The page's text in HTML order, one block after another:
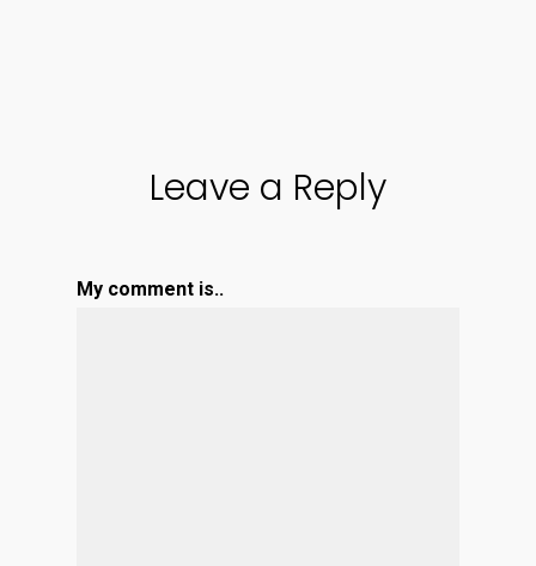
Leave a Reply
My comment is..